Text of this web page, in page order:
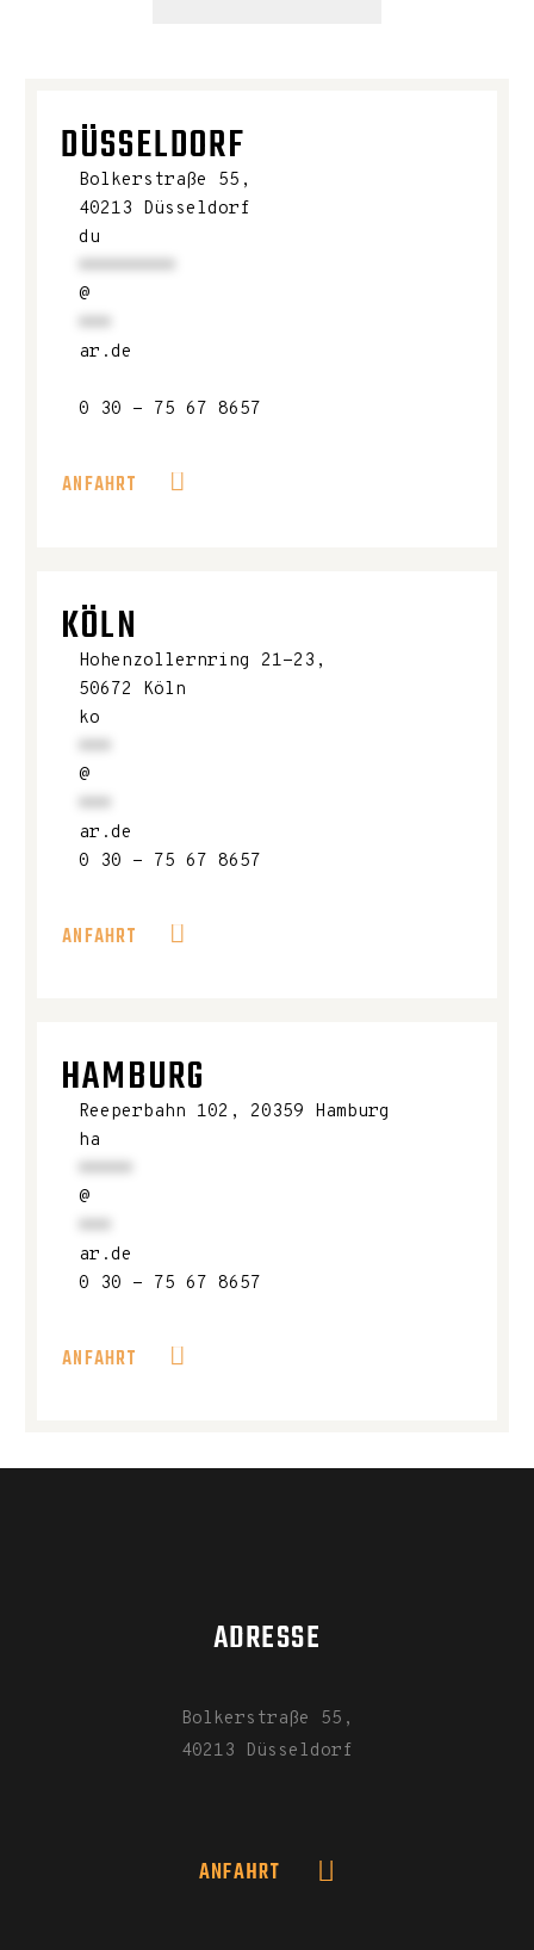
DÜSSELDORF
Bolkerstraße 55,
40213 Düsseldorf
du
*********
@
***
ar.de
0 30 - 75 67 8657
ANFAHRT
KÖLN
Hohenzollernring 21-23,
50672 Köln
ko
@
ar.de
0 30 - 75 67 8657
ANFAHRT
HAMBURG
Reeperbahn 102, 20359 Hamburg
ha
*****
@
***
ar.de
0 30 - 75 67 8657
ANFAHRT
ADRESSE
Bolkerstraße 55,
40213 Düsseldorf
ANFAHRT